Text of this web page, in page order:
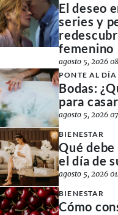
El deseo
series y
femenino
agosto 5, 2026
PONTE AL DÍA
Bodas:
para
agosto 5, 2026
BIENESTAR
Qué
el día de
agosto 5, 2026
BIENESTAR
Cómo